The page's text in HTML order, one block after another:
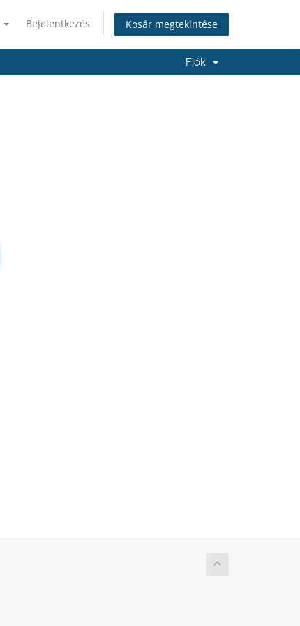
Bejelentkezés Kosár megtekintése
Fiók